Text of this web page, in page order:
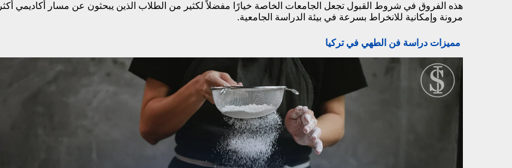
هذه الفروق في شروط القبول تجعل الجامعات الخاصة خيارًا مفضلاً لكثير من الطلاب الذين يبحثون عن مسار أكاديمي أكثر
مرونة وإمكانية للانخراط بسرعة في بيئة الدراسة الجامعية.
مميزات دراسة فن الطهي في تركيا